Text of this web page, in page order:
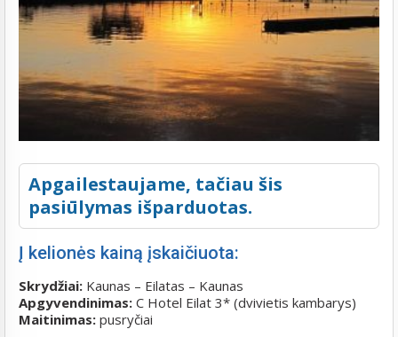
Apgailestaujame, tačiau šis
pasiūlymas išparduotas.
Į kelionės kainą įskaičiuota:
Skrydžiai: Kaunas – Eilatas – Kaunas
Apgyvendinimas: C Hotel Eilat 3* (dvivietis kambarys)
Maitinimas: pusryčiai